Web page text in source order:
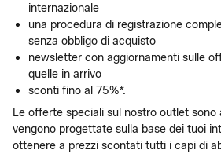
internazionale
una procedura di registrazione
senza obbligo di acquisto
newsletter con aggiornamenti sulle
quelle in arrivo
sconti fino al 75%*.
Le offerte speciali sul nostro outlet sono
vengono progettate sulla base dei tuoi
ottenere a prezzi scontati tutti i capi di